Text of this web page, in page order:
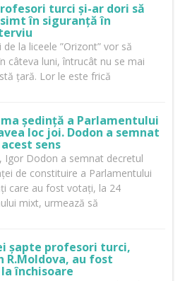
turci și-ar dori să
în siguranță în
la liceele ”Orizont” vor să
câteva luni, întrucât nu se mai
țară. Lor le este frică
ședință a Parlamentului
loc joi. Dodon a semnat
sens
Igor Dodon a semnat decretul
de constituire a Parlamentului
care au fost votați, la 24
mixt, urmează să
șapte profesori turci,
R.Moldova, au fost
închisoare